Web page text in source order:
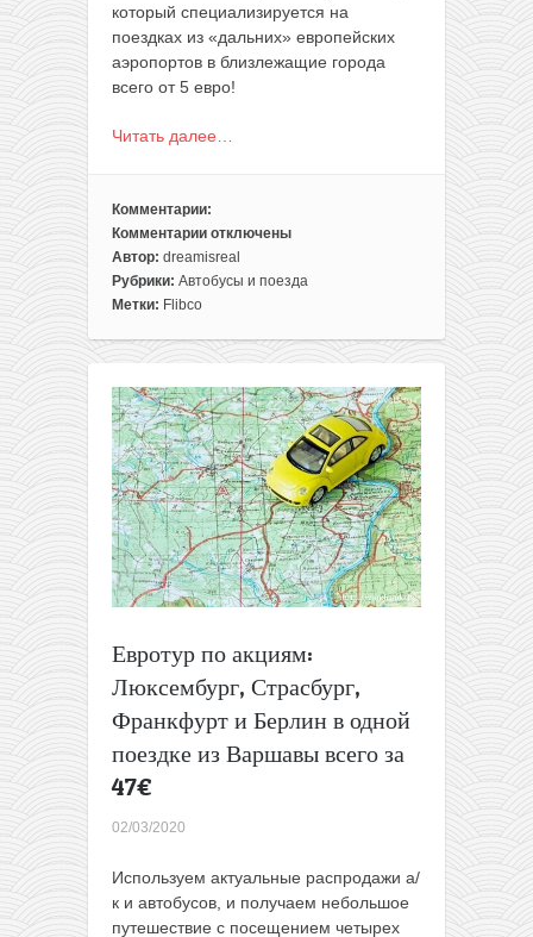
который специализируется на
поездках из «дальних» европейских
аэропортов в близлежащие города
всего от 5 евро!
Читать далее…
Комментарии:
Комментарии
к
записи
Flibco:
аэропортов
всего
от
5€
отключены
Автор: dreamisreal
Рубрики: Автобусы и поезда
Метки: Flibco
Евротур по акциям:
Люксембург, Страсбург,
Франкфурт и Берлин в одной
поездке из Варшавы всего за
47€
02/03/2020
Используем актуальные распродажи а/
к и автобусов, и получаем небольшое
путешествие с посещением четырех